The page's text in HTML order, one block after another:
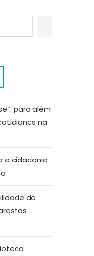
para além
na
e cidadania
de